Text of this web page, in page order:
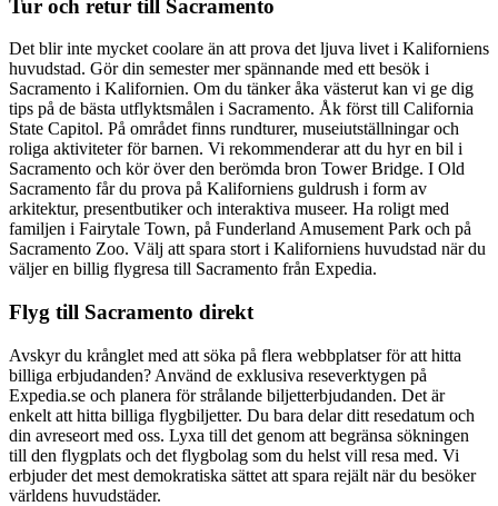
Tur och retur till Sacramento
Det blir inte mycket coolare än att prova det ljuva livet i Kaliforniens
huvudstad. Gör din semester mer spännande med ett besök i
Sacramento i Kalifornien. Om du tänker åka västerut kan vi ge dig
tips på de bästa utflyktsmålen i Sacramento. Åk först till California
State Capitol. På området finns rundturer, museiutställningar och
roliga aktiviteter för barnen. Vi rekommenderar att du hyr en bil i
Sacramento och kör över den berömda bron Tower Bridge. I Old
Sacramento får du prova på Kaliforniens guldrush i form av
arkitektur, presentbutiker och interaktiva museer. Ha roligt med
familjen i Fairytale Town, på Funderland Amusement Park och på
Sacramento Zoo. Välj att spara stort i Kaliforniens huvudstad när du
väljer en billig flygresa till Sacramento från Expedia.
Flyg till Sacramento direkt
Avskyr du krånglet med att söka på flera webbplatser för att hitta
billiga erbjudanden? Använd de exklusiva reseverktygen på
Expedia.se och planera för strålande biljetterbjudanden. Det är
enkelt att hitta billiga flygbiljetter. Du bara delar ditt resedatum och
din avreseort med oss. Lyxa till det genom att begränsa sökningen
till den flygplats och det flygbolag som du helst vill resa med. Vi
erbjuder det mest demokratiska sättet att spara rejält när du besöker
världens huvudstäder.